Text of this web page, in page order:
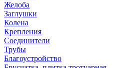
Желоба
Заглушки
Колена
Крепления
Соединители
Трубы
Благоустройство